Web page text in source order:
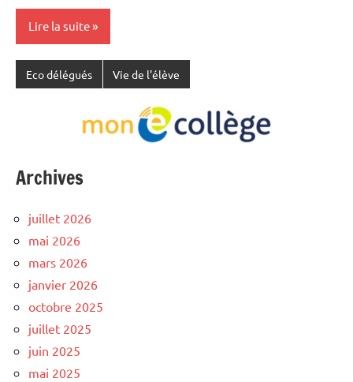
Lire la suite
Eco délégués Vie de l'élève
Archives
juillet 2026
mai 2026
mars 2026
janvier 2026
octobre 2025
juillet 2025
juin 2025
mai 2025